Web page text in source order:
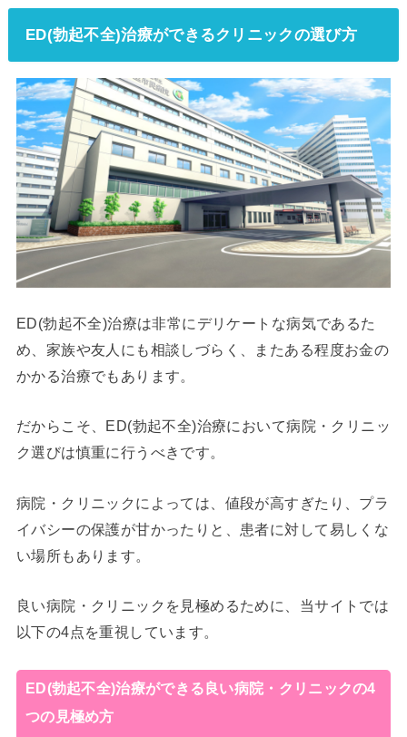
ED(勃起不全)治療ができるクリニックの選び方
ED(勃起不全)治療は非常にデリケートな病気であるた
め、家族や友人にも相談しづらく、またある程度お金の
かかる治療でもあります。
だからこそ、ED(勃起不全)治療において病院・クリニッ
ク選びは慎重に行うべきです。
病院・クリニックによっては、値段が高すぎたり、プラ
イバシーの保護が甘かったりと、患者に対して易しくな
い場所もあります。
良い病院・クリニックを見極めるために、当サイトでは
以下の4点を重視しています。
ED(勃起不全)治療ができる良い病院・クリニックの4
つの見極め方